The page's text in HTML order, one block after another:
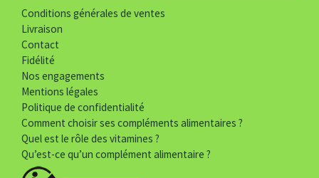
o
d
i
a
-
b
l
Conditions générales de ventes
Livraison
Contact
Fidélité
Nos engagements
Mentions légales
Politique de confidentialité
Comment choisir ses compléments alimentaires ?
Quel est le rôle des vitamines ?
Qu’est-ce qu’un complément alimentaire ?